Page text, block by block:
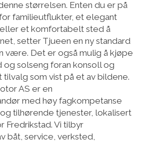
størrelsen. Enten du er på
familieutflukter, et elegant
et komfortabelt sted å
setter Tjueen en ny standard
være. Det er også mulig å kjøpe
og solseng foran konsoll og
som vist på et av bildene.
AS er en
med høy fagkompetanse
tilhørende tjenester, lokalisert
Fredrikstad. Vi tilbyr
båt, service, verksted,